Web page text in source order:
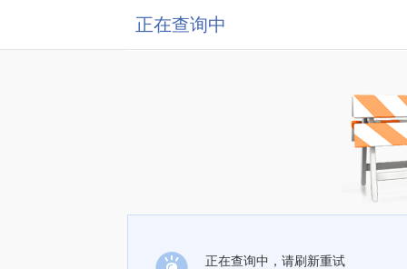
正在查询中
正在查询中，请刷新重试